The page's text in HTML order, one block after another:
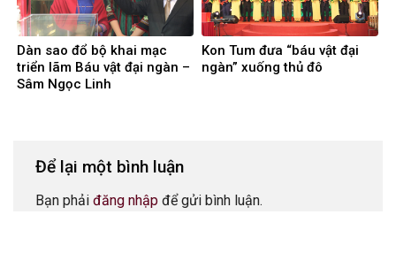
Dàn sao đổ bộ khai mạc
triển lãm Báu vật đại ngàn –
Sâm Ngọc Linh
Kon Tum đưa “báu vật đại
ngàn” xuống thủ đô
Để lại một bình luận
Bạn phải đăng nhập để gửi bình luận.